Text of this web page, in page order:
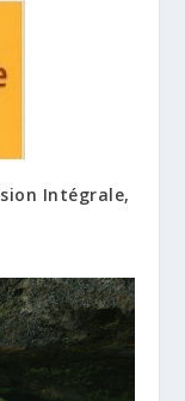
Intégrale,